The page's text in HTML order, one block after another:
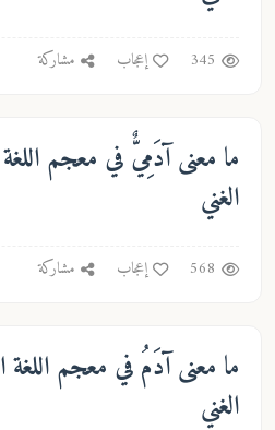
345 إعجاب مشاركة
ما معنىآدَمِيٌّفي معجم اللغة
الغني
568 إعجاب مشاركة
ما معنىآدَمُفي معجم اللغة
الغني